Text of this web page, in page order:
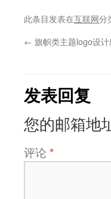
此条目发表在互联网分
← 旗帜类主题logo设
发表回复
您的邮箱地
评论 *